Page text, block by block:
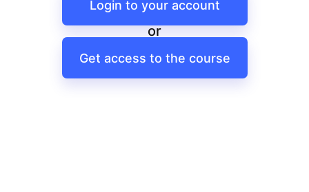
Login to your account
or
Get access to the course